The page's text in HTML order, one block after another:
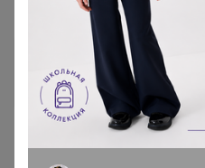
ЕЛЕНАTKTYF
Великий магистр
13 июня, 2018 23:18